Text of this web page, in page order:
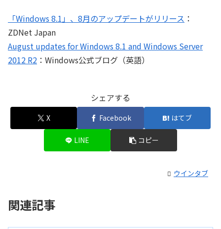
「Windows 8.1」、8月のアップデートがリリース ：
ZDNet Japan
August updates for Windows 8.1 and Windows Server
2012 R2 ：Windows公式ブログ（英語）
シェアする
X Facebook はてブ
LINE コピー
ウインタブ
関連記事